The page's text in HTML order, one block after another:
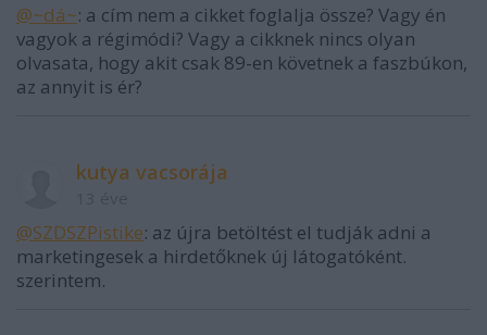
@~dá~: a cím nem a cikket foglalja össze? Vagy én
vagyok a régimódi? Vagy a cikknek nincs olyan
olvasata, hogy akit csak 89-en követnek a faszbúkon,
az annyit is ér?
kutya vacsorája
@SZDSZPistike: az újra betöltést el tudják adni a
marketingesek a hirdetőknek új látogatóként.
szerintem.